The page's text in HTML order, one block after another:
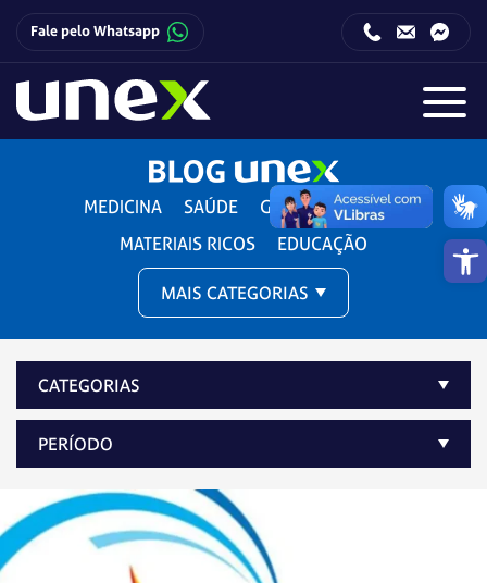
Barra
Fale pelo Whatsapp
MEDICINA SAÚDE
GESTÃO E DIREITO
MATERIAIS RICOS
EDUCAÇÃO
MAIS CATEGORIAS
CATEGORIAS
PERÍODO